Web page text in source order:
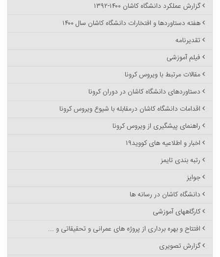
گزارش عملکرد دانشگاه کاشان ۱۴۰۰-۱۳۹۲
هفته دستاوردها و افتخارات دانشگاه کاشان سال ۱۴۰۰
تقدیرنامه
فیلم آموزشی
مقالات مرتبط با ویروس کرونا
دستاوردهای دانشگاه کاشان در دوران کرونا
اقدامات دانشگاه کاشان درمقابله با شیوع ویروس کرونا
راهنمای پیشگیری از ویروس کرونا
اخبار و اطلاعیه های کووید۱۹
رتبه بندی تایمز
جوایز
دانشگاه کاشان در رسانه ها
کارگاههای آموزشی
افتتاح و بهره برداری از پروژه های عمرانی و تحقیقاتی و ...
گزارش تصویری